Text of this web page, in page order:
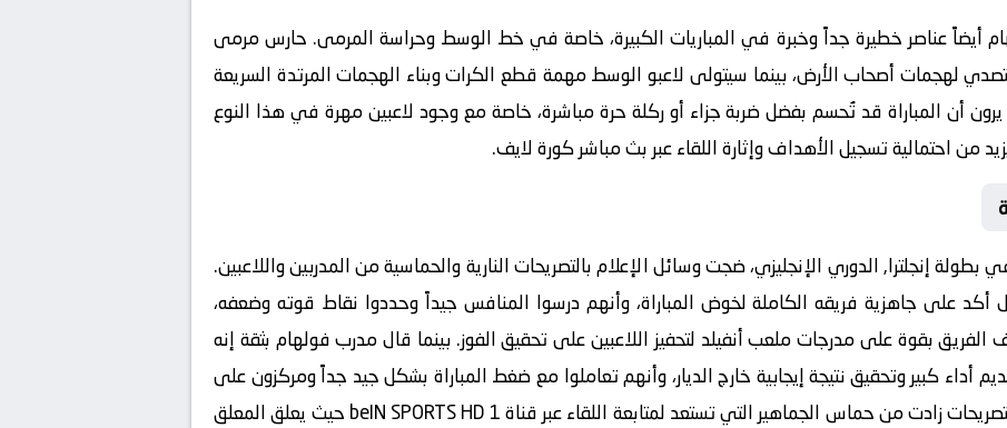
أيضاً عناصر خطيرة جداً وخبرة في المباريات الكبيرة، خاصة في خط الوسط وحراسة المرمى. حارس مرمى
لهجمات أصحاب الأرض، بينما سيتولى لاعبو الوسط مهمة قطع الكرات وبناء الهجمات المرتدة السريعة
يرون أن المباراة قد تُحسم بفضل ضربة جزاء أو ركلة حرة مباشرة، خاصة مع وجود لاعبين مهرة في هذا النوع
من احتمالية تسجيل الأهداف وإثارة اللقاء عبر بث مباشر كورة لايف.
بطولة إنجلترا, الدوري الإنجليزي، ضجت وسائل الإعلام بالتصريحات النارية والحماسية من المدربين واللاعبين.
على جاهزية فريقه الكاملة لخوض المباراة، وأنهم درسوا المنافس جيداً وحددوا نقاط قوته وضعفه،
بقوة على مدرجات ملعب أنفيلد لتحفيز اللاعبين على تحقيق الفوز. بينما قال مدرب فولهام بثقة إنه
أداء كبير وتحقيق نتيجة إيجابية خارج الديار، وأنهم تعاملوا مع ضغط المباراة بشكل جيد جداً ومركزون على
تنفيذ الخطة المتفق عليها. كل هذه التصريحات زادت من حماس الجماهير التي تستعد لمتابعة اللقاء عبر قناة beIN SPORTS HD 1 حيث يعلق المعلق